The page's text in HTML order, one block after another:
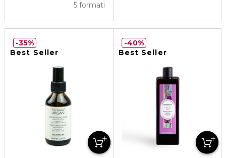
5 formati
Best Seller
35%
Best Seller
40%